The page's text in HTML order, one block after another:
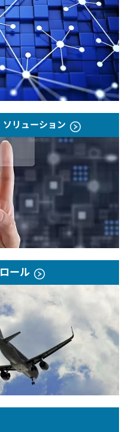
リューション
ール